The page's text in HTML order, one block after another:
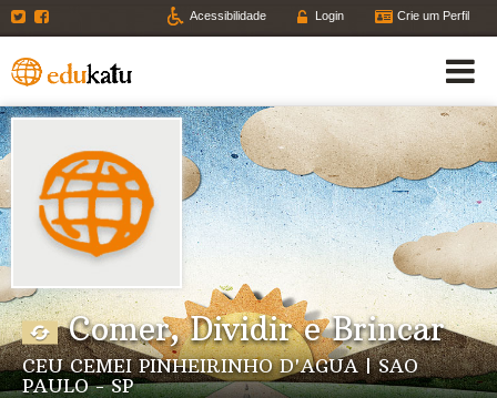
Twitter Acessibilidade Login Crie um Perfil
Comer, Dividir e Brincar
CEU CEMEI PINHEIRINHO D'AGUA | SAO
PAULO - SP